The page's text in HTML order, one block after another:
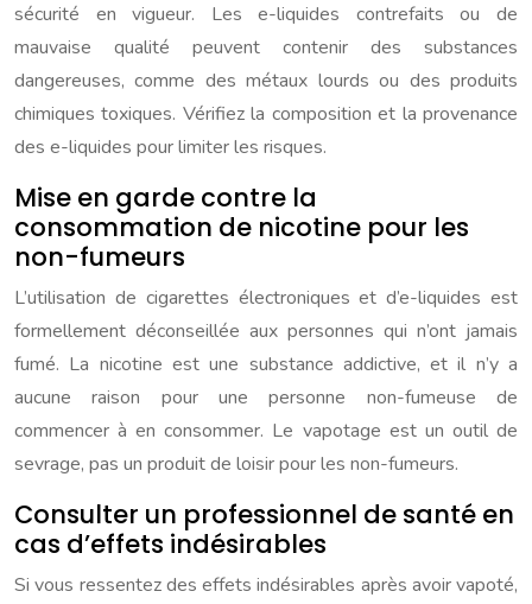
sécurité en vigueur. Les e-liquides contrefaits ou de
mauvaise qualité peuvent contenir des substances
dangereuses, comme des métaux lourds ou des produits
chimiques toxiques. Vérifiez la composition et la provenance
des e-liquides pour limiter les risques.
Mise en garde contre la
consommation de nicotine pour les
non-fumeurs
L’utilisation de cigarettes électroniques et d’e-liquides est
formellement déconseillée aux personnes qui n’ont jamais
fumé. La nicotine est une substance addictive, et il n’y a
aucune raison pour une personne non-fumeuse de
commencer à en consommer. Le vapotage est un outil de
sevrage, pas un produit de loisir pour les non-fumeurs.
Consulter un professionnel de santé en
cas d’effets indésirables
Si vous ressentez des effets indésirables après avoir vapoté,